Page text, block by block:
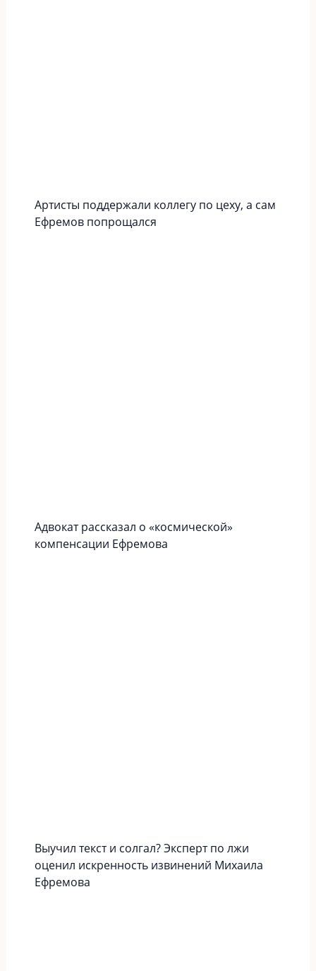
Артисты поддержали коллегу по цеху, а сам
Ефремов попрощался
Адвокат рассказал о «космической»
компенсации Ефремова
Выучил текст и солгал? Эксперт по лжи
оценил искренность извинений Михаила
Ефремова